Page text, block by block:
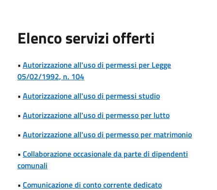
Elenco servizi offerti
• Autorizzazione all'uso di permessi per Legge
05/02/1992, n. 104
• Autorizzazione all'uso di permessi studio
• Autorizzazione all'uso di permesso per lutto
• Autorizzazione all'uso di permesso per matrimonio
• Collaborazione occasionale da parte di dipendenti
comunali
• Comunicazione di conto corrente dedicato